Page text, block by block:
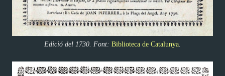
Edició del 1730. Font: Biblioteca de Catalunya